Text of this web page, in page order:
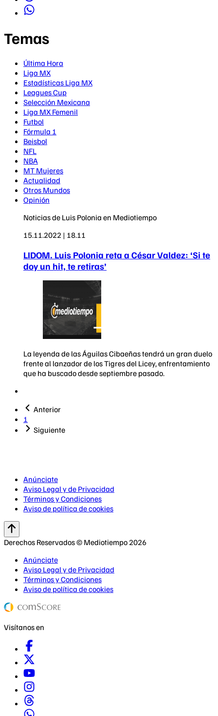
Temas
Última Hora
Liga MX
Estadísticas Liga MX
Leagues Cup
Selección Mexicana
Liga MX Femenil
Futbol
Fórmula 1
Beisbol
NFL
NBA
MT Mujeres
Actualidad
Otros Mundos
Opinión
Noticias de Luis Polonia en Mediotiempo
15.11.2022 | 18.11
LIDOM. Luis Polonia reta a César Valdez: ‘Si te
doy un hit, te retiras’
La leyenda de las Águilas Cibaeñas tendrá un gran duelo
frente al lanzador de los Tigres del Licey, enfrentamiento
que ha buscado desde septiembre pasado.
Anterior
1
Siguiente
Anúnciate
Aviso Legal y de Privacidad
Términos y Condiciones
Aviso de política de cookies
Derechos Reservados © Mediotiempo 2026
Anúnciate
Aviso Legal y de Privacidad
Términos y Condiciones
Aviso de política de cookies
Visítanos en